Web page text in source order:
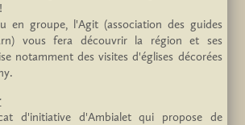
en groupe, l'Agit (association des guides
vous fera découvrir la région et ses
notamment des visites d'églises décorées
d'initiative d'Ambialet qui propose de